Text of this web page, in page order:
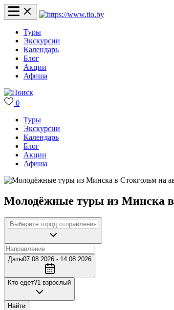
Туры
Экскурсии
Календарь
Блог
Акции
Афиша
0
Туры
Экскурсии
Календарь
Блог
Акции
Афиша
Молодёжные туры из Минска в
Даты07.08.2026 - 14.08.2026
Кто едет?1 взрослый
Найти